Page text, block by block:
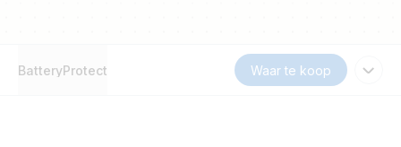
BatteryProtect Waar te koop